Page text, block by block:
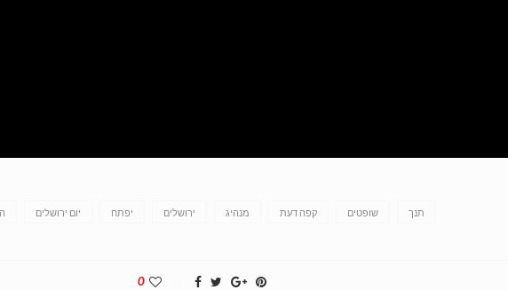
יום ירושלים יפתח ירושלים מנהיג קפה דעת שופטים תנך
0